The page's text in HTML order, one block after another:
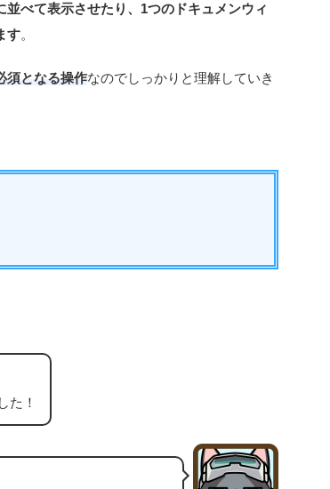
べて表示させたり、1つのドキュメンウィ
す。
須となる操作なのでしっかりと理解していき
た！